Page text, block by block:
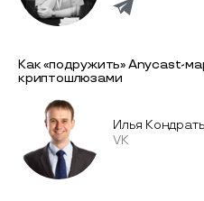
Как «подружить» Anycast-
криптошлюзами
Илья
VK